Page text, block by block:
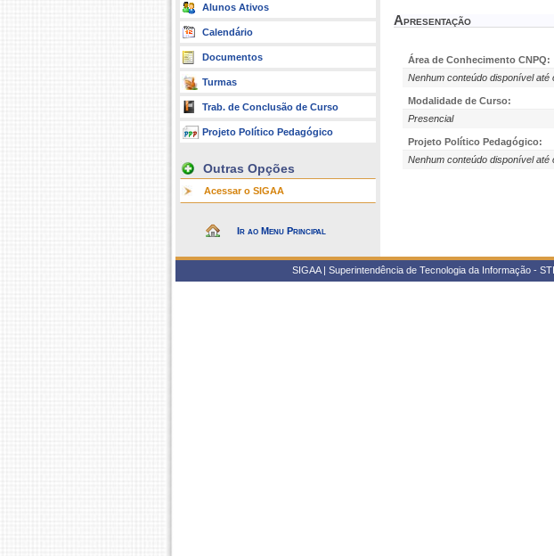
Alunos Ativos
Calendário
Documentos
Turmas
Trab. de Conclusão de Curso
Projeto Político Pedagógico
Outras Opções
Acessar o SIGAA
Ir ao Menu Principal
Apresentação
Área de Conhecimento CNPQ:
Nenhum conteúdo disponível até
Modalidade de Curso:
Presencial
Projeto Político Pedagógico:
Nenhum conteúdo disponível até
SIGAA | Superintendência de Tecnologia da Informação -